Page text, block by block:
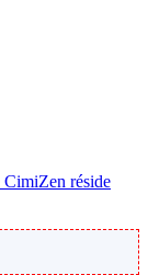
CimiZen réside